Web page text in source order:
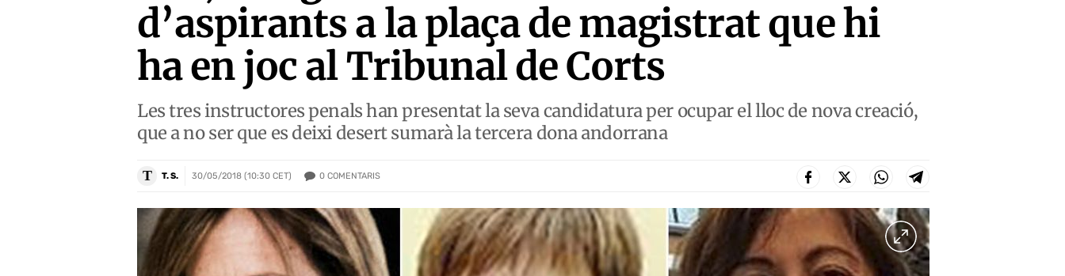
d’aspirants a la plaça de magistrat que hi
ha en joc al Tribunal de Corts
Les tres instructores penals han presentat la seva candidatura per ocupar el lloc de nova creació,
que a no ser que es deixi desert sumarà la tercera dona andorrana
T T. S. 30/05/2018 (10:30 CET) 0 COMENTARIS